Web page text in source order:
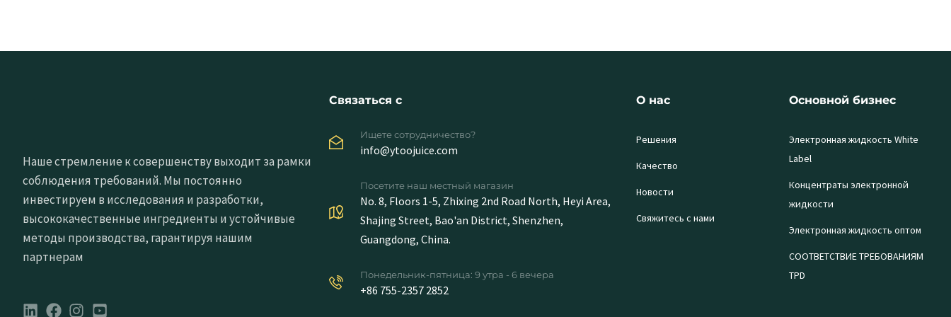
Наше стремление к совершенству выходит за рамки
соблюдения требований. Мы постоянно
инвестируем в исследования и разработки,
высококачественные ингредиенты и устойчивые
методы производства, гарантируя нашим
партнерам
Связаться с
Ищете сотрудничество?
info@ytoojuice.com
Посетите наш местный магазин
No. 8, Floors 1-5, Zhixing 2nd Road North, Heyi Area,
Shajing Street, Bao'an District, Shenzhen,
Guangdong, China.
Понедельник-пятница: 9 утра - 6 вечера
+86 755-2357 2852
О нас
Решения
Качество
Новости
Свяжитесь с нами
Основной бизнес
Электронная жидкость White
Label
Концентраты электронной
жидкости
Электронная жидкость оптом
СООТВЕТСТВИЕ ТРЕБОВАНИЯМ
TPD